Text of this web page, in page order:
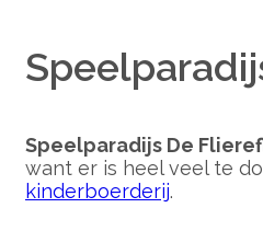
Speelparadijs De
want er is heel veel te
kinderboerderij.